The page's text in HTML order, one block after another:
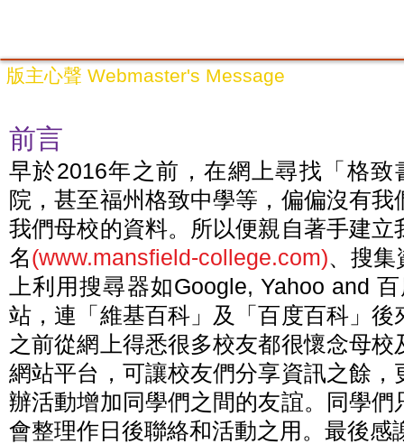
版主心聲 Webmaster's Message
前言
早於2016年之前，在網上尋找「格
院，甚至福州格致中學等，偏偏沒有
我們母校的資料。所以便親自著手建
名(www.mansfield-college.com)、搜集
上利用搜尋器如Google, Yahoo and
站，連「維基百科」及「百度百科」
之前從網上得悉很多校友都很懷念母
網站平台，可讓校友們分享資訊之餘
辦活動增加同學們之間的友誼。同學
會整理作日後聯絡和活動之用。最後